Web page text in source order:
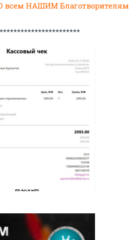
всем НАШИМ Благотворителям